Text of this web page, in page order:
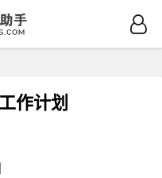
作计划